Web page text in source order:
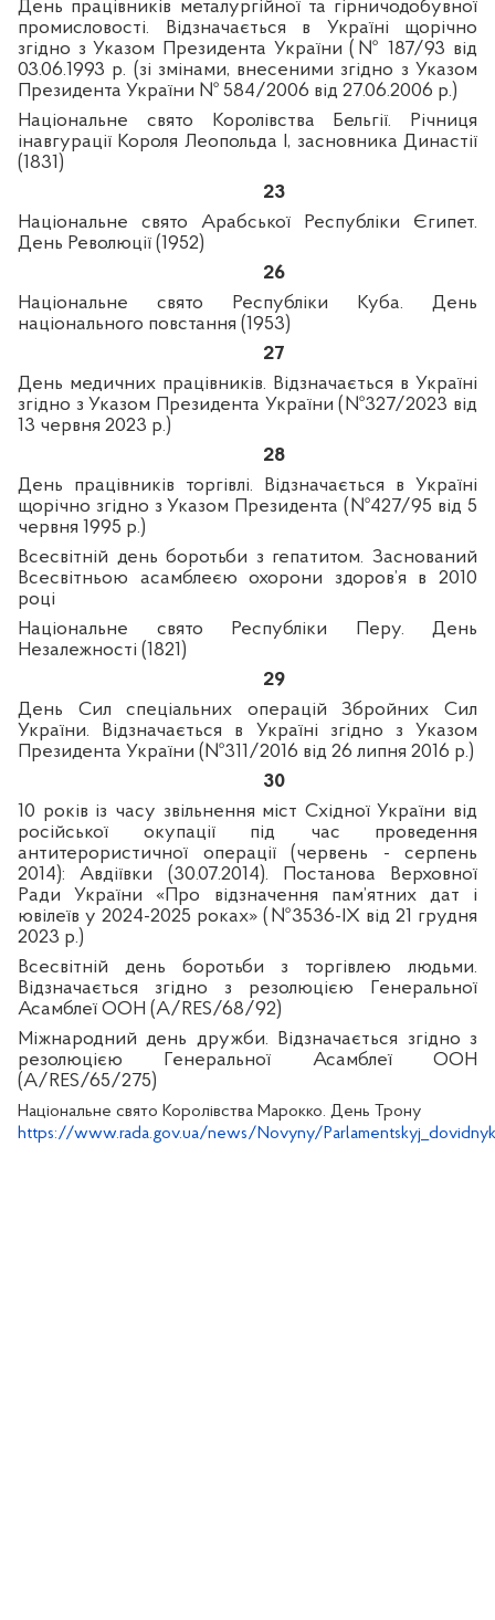
День працівників металургійної та гірничодобувної
промисловості. Відзначається в Україні щорічно
згідно з Указом Президента України (№ 187/93 від
03.06.1993 р. (зі змінами, внесеними згідно з Указом
Президента України № 584/2006 від 27.06.2006 р.)
Національне свято Королівства Бельгії. Річниця
інавгурації Короля Леопольда І, засновника Династії
(1831)
23
Національне свято Арабської Республіки Єгипет.
День Революції (1952)
26
Національне свято Республіки Куба. День
національного повстання (1953)
27
День медичних працівників. Відзначається в Україні
згідно з Указом Президента України (№327/2023 від
13 червня 2023 р.)
28
День працівників торгівлі. Відзначається в Україні
щорічно згідно з Указом Президента (№427/95 від 5
червня 1995 р.)
Всесвітній день боротьби з гепатитом. Заснований
Всесвітньою асамблеєю охорони здоров’я в 2010
році
Національне свято Республіки Перу. День
Незалежності (1821)
29
День Сил спеціальних операцій Збройних Сил
України. Відзначається в Україні згідно з Указом
Президента України (№311/2016 від 26 липня 2016 р.)
30
10 років із часу звільнення міст Східної України від
російської окупації під час проведення
антитерористичної операції (червень - серпень
2014): Авдіївки (30.07.2014). Постанова Верховної
Ради України «Про відзначення пам’ятних дат і
ювілеїв у 2024-2025 роках» (№3536-IX від 21 грудня
2023 р.)
Всесвітній день боротьби з торгівлею людьми.
Відзначається згідно з резолюцією Генеральної
Асамблеї ООН (A/RES/68/92)
Міжнародний день дружби. Відзначається згідно з
резолюцією Генеральної Асамблеї ООН
(A/RES/65/275)
Національне свято Королівства Марокко. День Трону
https://www.rada.gov.ua/news/Novyny/